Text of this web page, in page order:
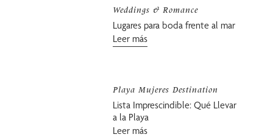
Weddings & Romance
Lugares para boda frente al mar
Leer más
Playa Mujeres Destination
Lista Imprescindible: Qué Llevar
a la Playa
Leer más